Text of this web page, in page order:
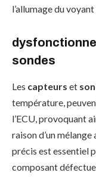
l’allumage du
sondes
Les capteurs et
température,
l’ECU, provoquant
raison d’un
précis est essentiel
composant